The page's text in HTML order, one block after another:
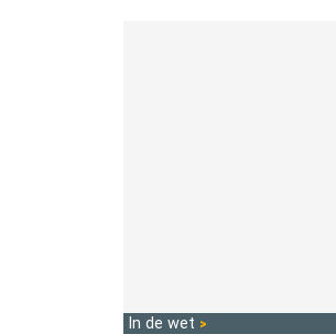
In de wet